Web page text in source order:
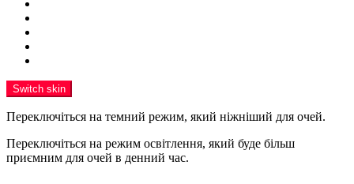
Switch skin
Переключіться на темний режим, який ніжніший для очей.
Переключіться на режим освітлення, який буде більш
приємним для очей в денний час.